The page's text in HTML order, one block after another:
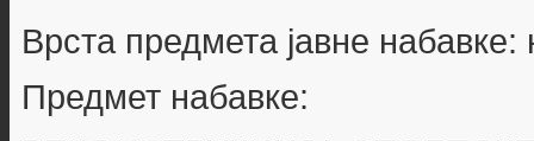
Врста предмета јавне
Предмет набавке: